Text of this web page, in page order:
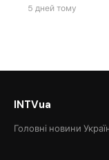
5 дней тому
INTVua
Головні новини